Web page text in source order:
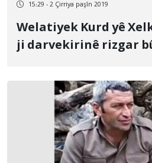
15:29 - 2 Çirriya paşîn 2019
Welatiyek Kurd yê
ji darvekirinê rizgar